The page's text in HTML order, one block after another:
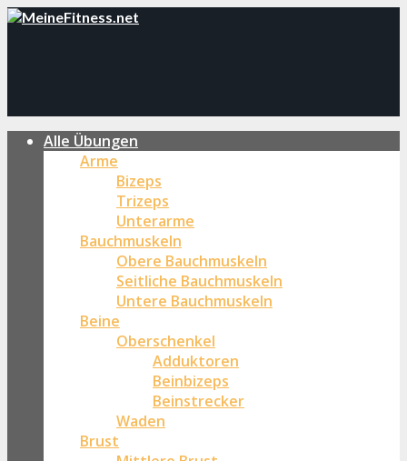
Alle Übungen
Arme
Bizeps
Trizeps
Unterarme
Bauchmuskeln
Obere Bauchmuskeln
Seitliche Bauchmuskeln
Untere Bauchmuskeln
Beine
Oberschenkel
Adduktoren
Beinbizeps
Beinstrecker
Waden
Brust